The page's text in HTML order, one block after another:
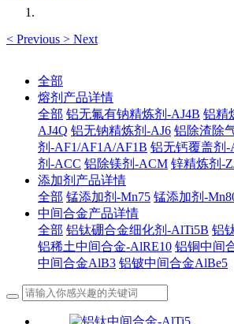
< Previous > Next
全部
熔剂产品详情
全部 铝无氟有钠精炼剂-AJ4B 铝精
AJ4Q 铝无钠精炼剂-AJ6 铝除渣除
剂-AF1/AF1A/AF1B 铝无钙覆盖剂-
剂-ACC 铝除镁剂-ACM 锌精炼剂-
添加剂产品详情
全部 锰添加剂-Mn75 锰添加剂-
中间合金产品详情
全部 铝钛硼合金细化剂-AlTi5B 铝
铝稀土中间合金-AlRE10 铝铜中间
中间合金AlB3 铝铍中间合金AlBe5